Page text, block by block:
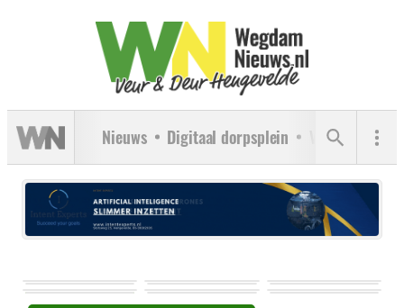
Nieuws Digitaal dorpsplein Verenigingen